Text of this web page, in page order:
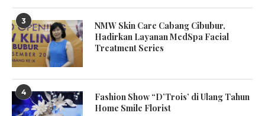
3
NMW Skin Care Cabang Cibubur,
Hadirkan Layanan MedSpa Facial
Treatment Series
4
Fashion Show “D’Trois’ di Ulang Tahun
Home Smile Florist